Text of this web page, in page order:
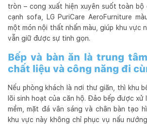
tròn – cong xuất hiện xuyên suốt toàn bộ
cạnh sofa, LG PuriCare AeroFurniture
một món nội thất nhấn màu, giúp khu vực
vẫn giữ được sự tinh gọn.
Bếp và bàn ăn là trung
chất liệu và công năng đi
Nếu phòng khách là nơi thư giãn, thì khu
lõi sinh hoạt của căn hộ. Đảo bếp được xử
mềm, mặt đá vân sáng và chân bàn tạo
khu vực này không chỉ phục vụ nấu